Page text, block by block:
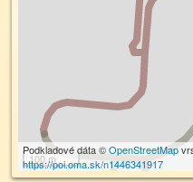
100 m
Podkladové dáta ©OpenStreetMap
https://poi.oma.sk/n1446341917